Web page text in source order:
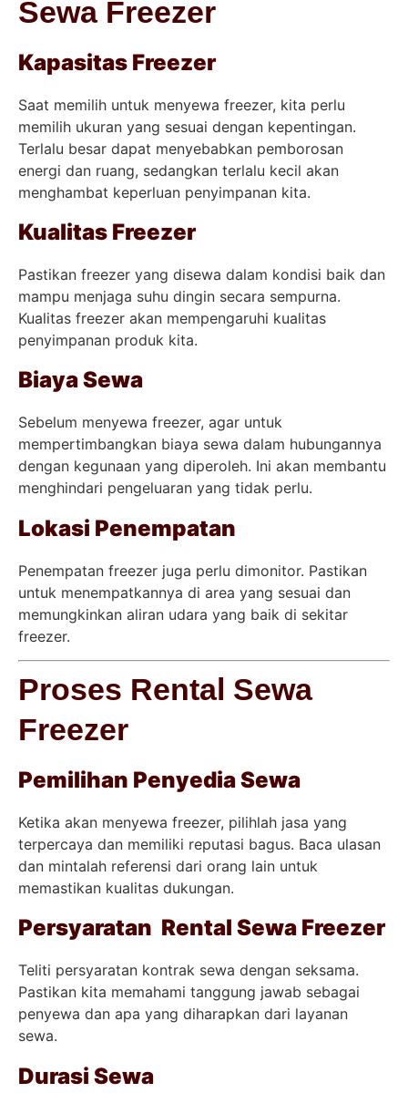
Sewa Freezer
Kapasitas Freezer
Saat memilih untuk menyewa freezer, kita perlu
memilih ukuran yang sesuai dengan kepentingan.
Terlalu besar dapat menyebabkan pemborosan
energi dan ruang, sedangkan terlalu kecil akan
menghambat keperluan penyimpanan kita.
Kualitas Freezer
Pastikan freezer yang disewa dalam kondisi baik dan
mampu menjaga suhu dingin secara sempurna.
Kualitas freezer akan mempengaruhi kualitas
penyimpanan produk kita.
Biaya Sewa
Sebelum menyewa freezer, agar untuk
mempertimbangkan biaya sewa dalam hubungannya
dengan kegunaan yang diperoleh. Ini akan membantu
menghindari pengeluaran yang tidak perlu.
Lokasi Penempatan
Penempatan freezer juga perlu dimonitor. Pastikan
untuk menempatkannya di area yang sesuai dan
memungkinkan aliran udara yang baik di sekitar
freezer.
Proses Rental Sewa
Freezer
Pemilihan Penyedia Sewa
Ketika akan menyewa freezer, pilihlah jasa yang
terpercaya dan memiliki reputasi bagus. Baca ulasan
dan mintalah referensi dari orang lain untuk
memastikan kualitas dukungan.
Persyaratan Rental Sewa Freezer
Teliti persyaratan kontrak sewa dengan seksama.
Pastikan kita memahami tanggung jawab sebagai
penyewa dan apa yang diharapkan dari layanan
sewa.
Durasi Sewa